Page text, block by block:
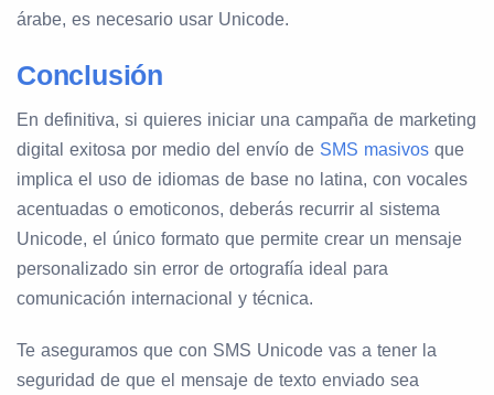
árabe, es necesario usar Unicode.
Conclusión
En definitiva, si quieres iniciar una campaña de marketing
digital exitosa por medio del envío de SMS masivos que
implica el uso de idiomas de base no latina, con vocales
acentuadas o emoticonos, deberás recurrir al sistema
Unicode, el único formato que permite crear un mensaje
personalizado sin error de ortografía ideal para
comunicación internacional y técnica.
Te aseguramos que con SMS Unicode vas a tener la
seguridad de que el mensaje de texto enviado sea